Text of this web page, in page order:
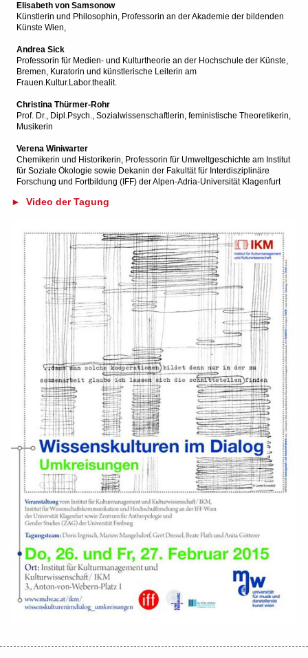
Elisabeth von Samsonow
Künstlerin und Philosophin, Professorin an der Akademie der bildenden
Künste Wien,
Andrea Sick
Professorin für Medien- und Kulturtheorie an der Hochschule der Künste,
Bremen, Kuratorin und künstlerische Leiterin am
Frauen.Kultur.Labor.thealit.
Christina Thürmer-Rohr
Prof. Dr., Dipl.Psych., Sozialwissenschaftlerin, feministische Theoretikerin,
Musikerin
Verena Winiwarter
Chemikerin und Historikerin, Professorin für Umweltgeschichte am Institut
für Soziale Ökologie sowie Dekanin der Fakultät für Interdisziplinäre
Forschung und Fortbildung (IFF) der Alpen-Adria-Universität Klagenfurt
► Video der Tagung